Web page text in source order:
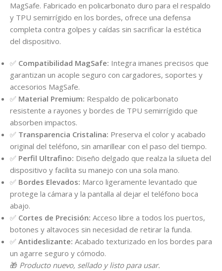
MagSafe. Fabricado en policarbonato duro para el respaldo
y TPU semirrígido en los bordes, ofrece una defensa
completa contra golpes y caídas sin sacrificar la estética
del dispositivo.
✅ Compatibilidad MagSafe: Integra imanes precisos que
garantizan un acople seguro con cargadores, soportes y
accesorios MagSafe.
✅ Material Premium: Respaldo de policarbonato
resistente a rayones y bordes de TPU semirrígido que
absorben impactos.
✅ Transparencia Cristalina: Preserva el color y acabado
original del teléfono, sin amarillear con el paso del tiempo.
✅ Perfil Ultrafino: Diseño delgado que realza la silueta del
dispositivo y facilita su manejo con una sola mano.
✅ Bordes Elevados: Marco ligeramente levantado que
protege la cámara y la pantalla al dejar el teléfono boca
abajo.
✅ Cortes de Precisión: Acceso libre a todos los puertos,
botones y altavoces sin necesidad de retirar la funda.
✅ Antideslizante: Acabado texturizado en los bordes para
un agarre seguro y cómodo.
🎁 Producto nuevo, sellado y listo para usar.